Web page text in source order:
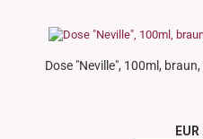
Dose "Neville", 100ml,